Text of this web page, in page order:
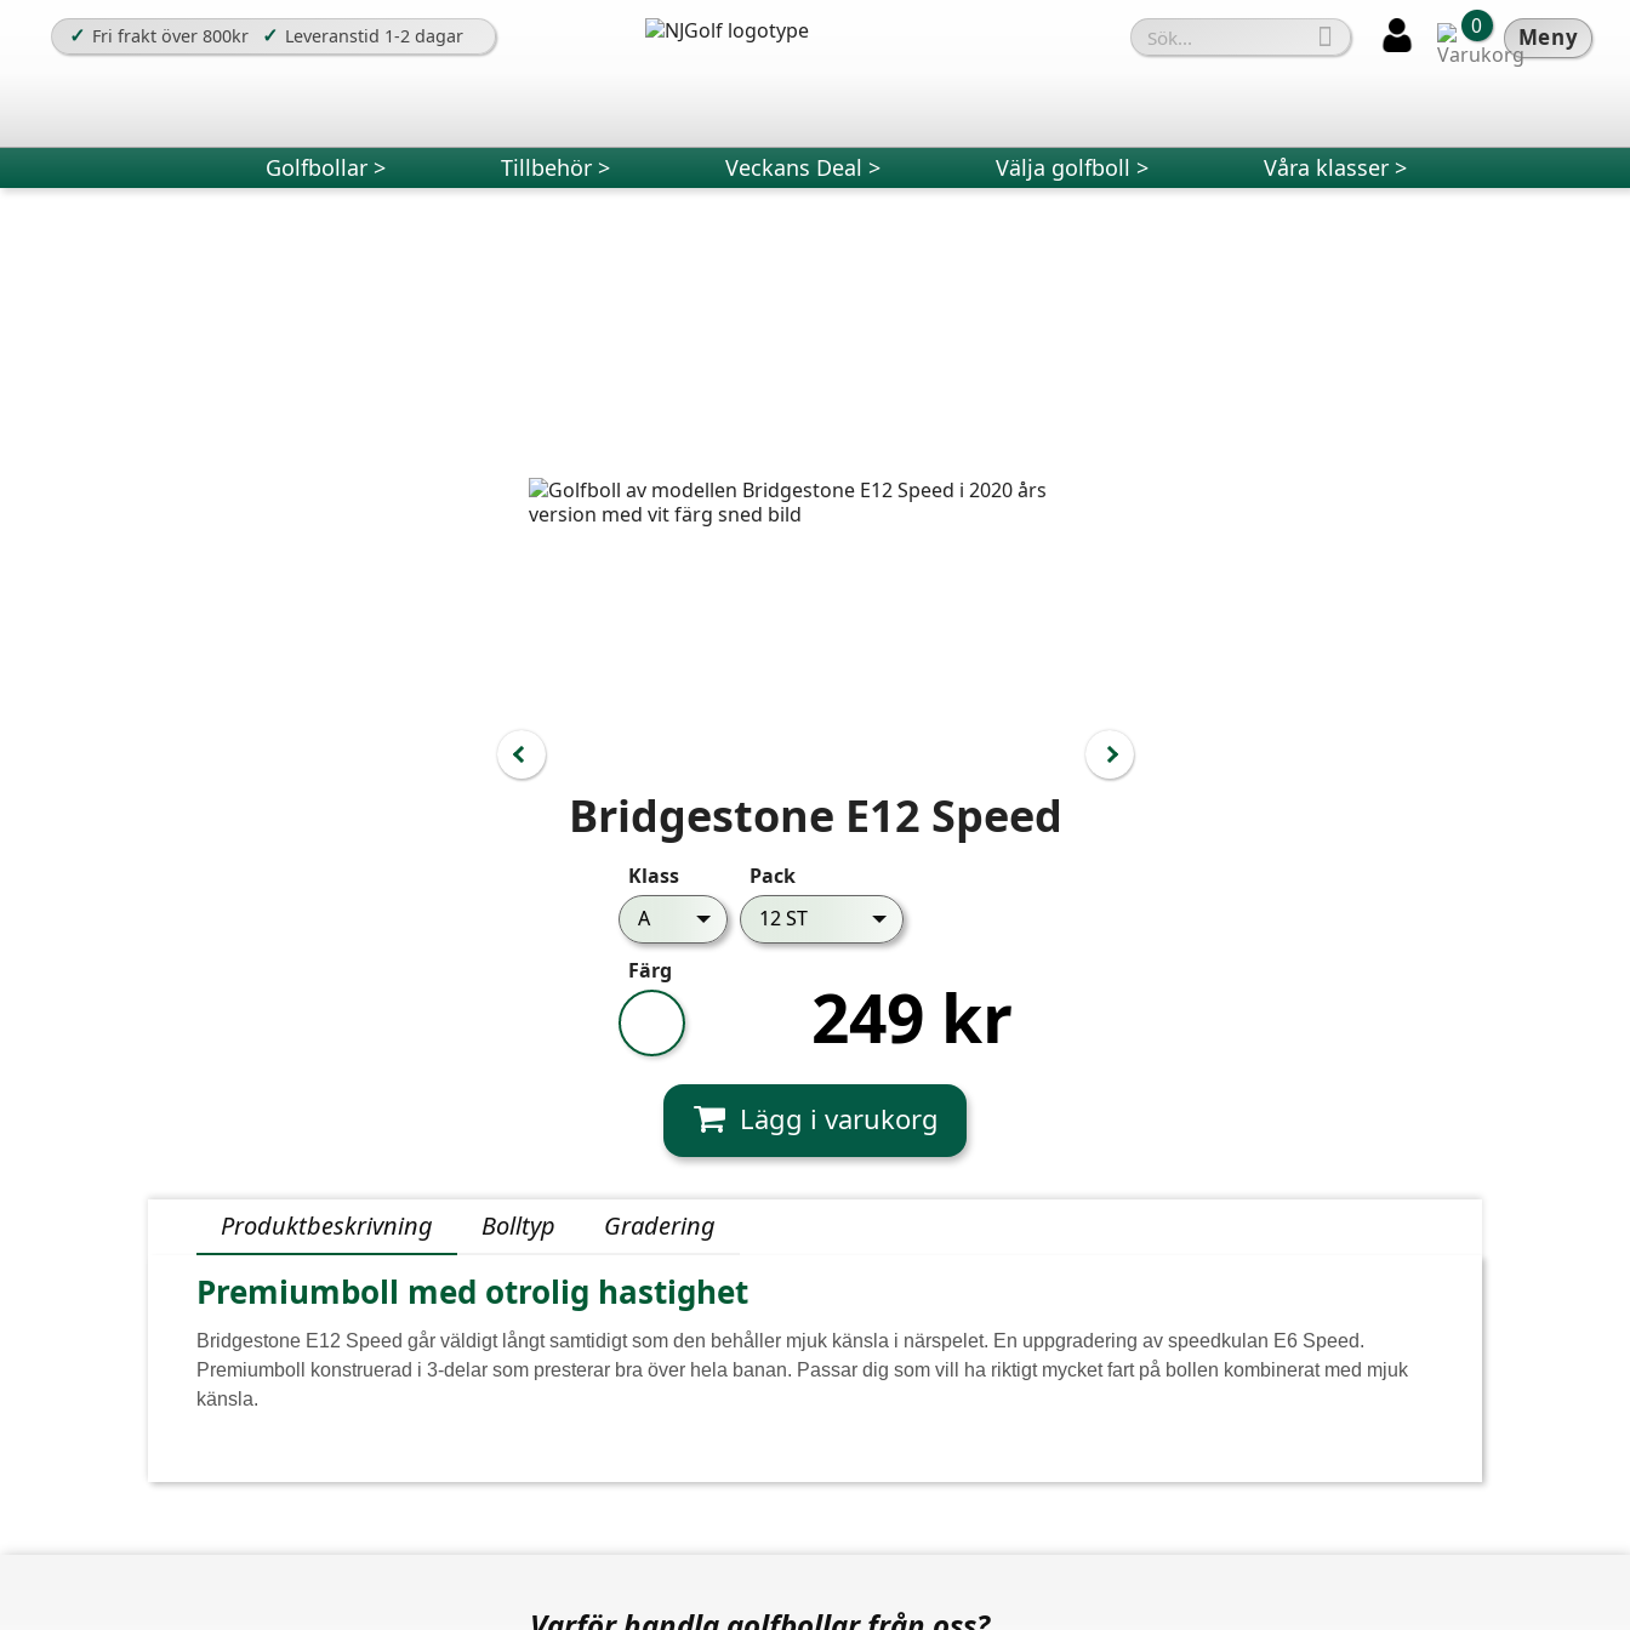
✓ Fri frakt över 800kr ✓ Leveranstid 1-2 dagar Meny
 0
Golfbollar > Tillbehör > Veckans Deal > Välja golfboll > Våra klasser >
Bridgestone E12 Speed
Klass
A
Pack
12 ST
Färg
Vit 249 kr
Produktbeskrivning Bolltyp Gradering
Premiumboll med otrolig hastighet
Bridgestone E12 Speed går väldigt långt samtidigt som den behåller mjuk känsla i närspelet. En uppgradering av speedkulan E6 Speed.
Premiumboll konstruerad i 3-delar som presterar bra över hela banan. Passar dig som vill ha riktigt mycket fart på bollen kombinerat med mjuk
känsla.